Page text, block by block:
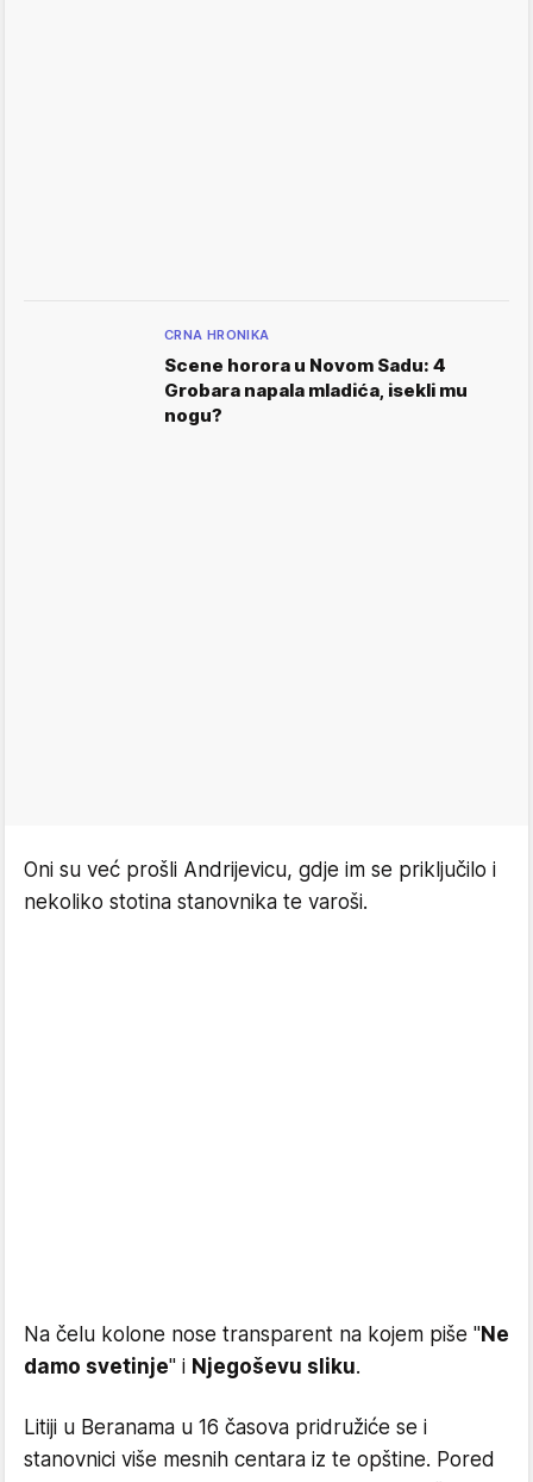
CRNA HRONIKA
Scene horora u Novom Sadu: 4
Grobara napala mladića, isekli mu
nogu?
Oni su već prošli Andrijevicu, gdje im se priključilo i
nekoliko stotina stanovnika te varoši.
Na čelu kolone nose transparent na kojem piše "Ne
damo svetinje" i Njegoševu sliku.
Litiji u Beranama u 16 časova pridružiće se i
stanovnici više mesnih centara iz te opštine. Pored